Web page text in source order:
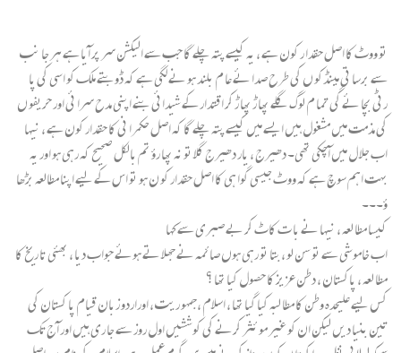
تو ووٹ کا اصل حقدا ر کون ہے ، یہ کیسے پتہ چلے گا جب سے الیکشن سر پر آیا ہے ہر جا نب
سے برسا تی مینڈکو ں کی طرح صدا ئے عا م بلند ہو نے لگی ہے کہ ڈوبتے ملک کو اسی کی پا
رٹی بچا ئے گی تما م لوگ گلے پھا ڑ پھا ڑ کر اقتدار کے شیدائی بنے اپنی مدح سرا ئی اور حریفو ں
کی مذمت میں مشغول ہیں ایسے میں کیسے پتہ چلے گا کہ اصل حکمرا نی کا حقدار کون ہے ، نیہا
اب جلا ل میں آچکی تھی۔ دھیرج ، یار دھیرج گلا تو نہ پھا رؤ تم بالکل صحیح کہ رہی ہو اور یہ
بہت اہم سوچ ہے کہ ووٹ جیسی گوا ہی کا اصل حقدار کو ن ہو تو اس کے لیے اپنا مطالعہ بڑھا
ؤ۔۔۔
کیسا مطا لعہ ، نیہا نے با ت کاٹ کر بے صبری سے کہا
اب خاموشی سے تو سن لو ،بتا تو رہی ہوں صائمہ نے جھلا تے ہوئے جواب دیا ، بھئی تا ریخ کا
مطا لعہ ، پاکستان ، دطن عزیز کا حصول کیا تھا ؟
کس لیے علیحدہ وطن کا مطا لبہ کیا گیا تھا ، اسلام ،جمہو ریت ، اوراردو زبان قیام پا کستان کی
تین بنیا دیں لیکن ان کو غیر مو ئثر کرنے کی کوششیں اول روز سے جا ری ہیں اور آج تک